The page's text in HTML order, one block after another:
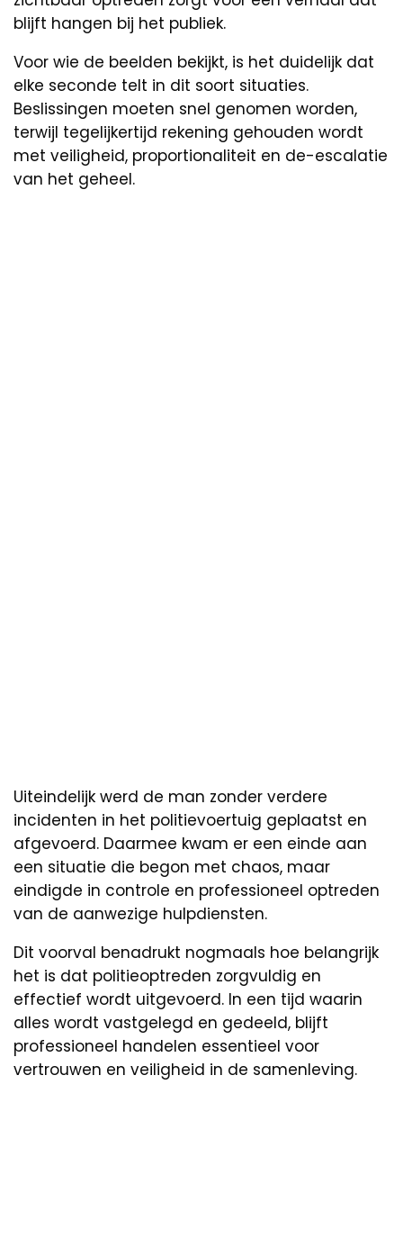
blijft hangen bij het publiek.
Voor wie de beelden bekijkt, is het duidelijk dat
elke seconde telt in dit soort situaties.
Beslissingen moeten snel genomen worden,
terwijl tegelijkertijd rekening gehouden wordt
met veiligheid, proportionaliteit en de-escalatie
van het geheel.
Uiteindelijk werd de man zonder verdere
incidenten in het politievoertuig geplaatst en
afgevoerd. Daarmee kwam er een einde aan
een situatie die begon met chaos, maar
eindigde in controle en professioneel optreden
van de aanwezige hulpdiensten.
Dit voorval benadrukt nogmaals hoe belangrijk
het is dat politieoptreden zorgvuldig en
effectief wordt uitgevoerd. In een tijd waarin
alles wordt vastgelegd en gedeeld, blijft
professioneel handelen essentieel voor
vertrouwen en veiligheid in de samenleving.